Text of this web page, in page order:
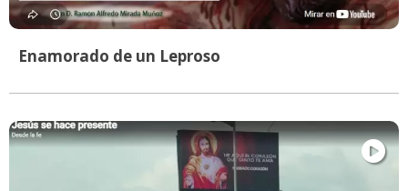
Enamorado de un Leproso